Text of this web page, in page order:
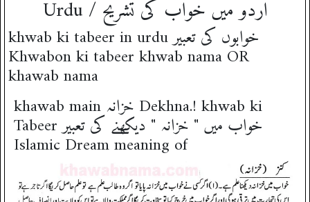
Urdu / اردو میں خواب کی تشریح
khwab ki tabeer in urdu خوابوں کی تعبیر
Khwabon ki tabeer khwab nama OR
khawab nama
khawab main خزانہ Dekhna.! khwab ki
Tabeer خواب میں " خزانہ " دیکھنے کی تعبیر
Islamic Dream meaning of